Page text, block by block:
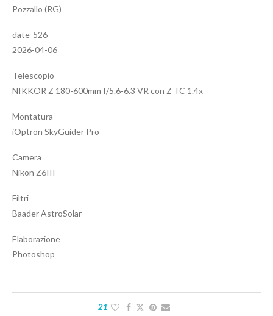
Pozzallo (RG)
date-526
2026-04-06
Telescopio
NIKKOR Z 180-600mm f/5.6-6.3 VR con Z TC 1.4x
Montatura
iOptron SkyGuider Pro
Camera
Nikon Z6III
Filtri
Baader AstroSolar
Elaborazione
Photoshop
21